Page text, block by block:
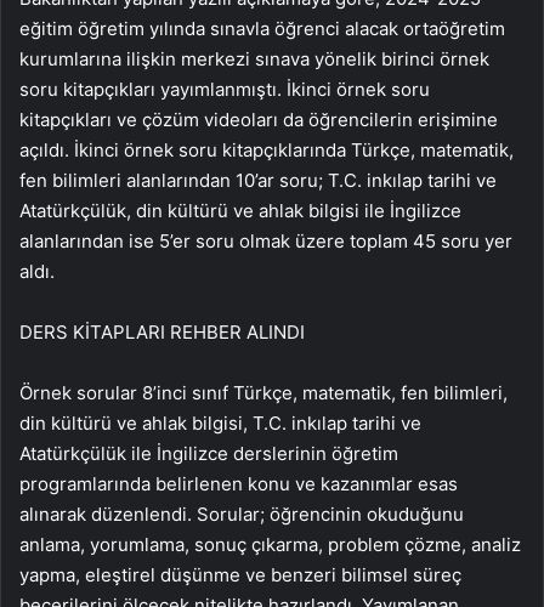
eğitim öğretim yılında sınavla öğrenci alacak ortaöğretim
kurumlarına ilişkin merkezi sınava yönelik birinci örnek
soru kitapçıkları yayımlanmıştı. İkinci örnek soru
kitapçıkları ve çözüm videoları da öğrencilerin erişimine
açıldı. İkinci örnek soru kitapçıklarında Türkçe, matematik,
fen bilimleri alanlarından 10’ar soru; T.C. inkılap tarihi ve
Atatürkçülük, din kültürü ve ahlak bilgisi ile İngilizce
alanlarından ise 5’er soru olmak üzere toplam 45 soru yer
aldı.
DERS KİTAPLARI REHBER ALINDI
Örnek sorular 8’inci sınıf Türkçe, matematik, fen bilimleri,
din kültürü ve ahlak bilgisi, T.C. inkılap tarihi ve
Atatürkçülük ile İngilizce derslerinin öğretim
programlarında belirlenen konu ve kazanımlar esas
alınarak düzenlendi. Sorular; öğrencinin okuduğunu
anlama, yorumlama, sonuç çıkarma, problem çözme, analiz
yapma, eleştirel düşünme ve benzeri bilimsel süreç